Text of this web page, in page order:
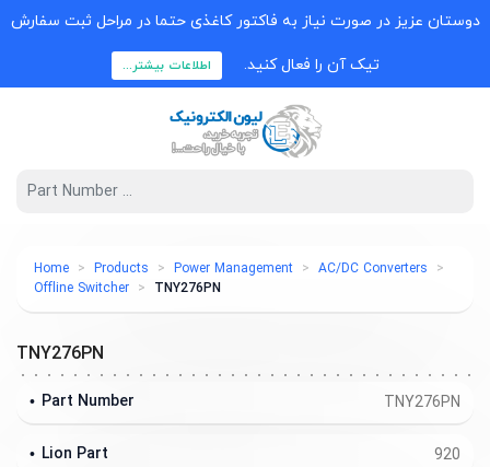
دوستان عزیز در صورت نیاز به فاکتور کاغذی حتما در مراحل ثبت سفارش
تیک آن را فعال کنید. اطلاعات بیشتر...
Home Products Power Management
AC/DC Converters
Offline Switcher
TNY276PN
TNY276PN
TNY276PN
Part Number
920
Lion Part